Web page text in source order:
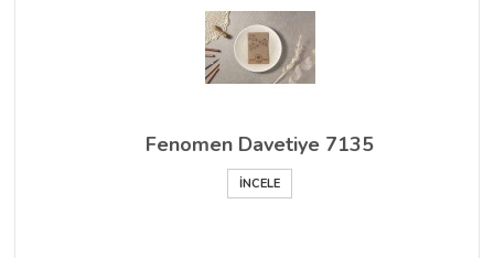
Fenomen Davetiye 7135
İNCELE